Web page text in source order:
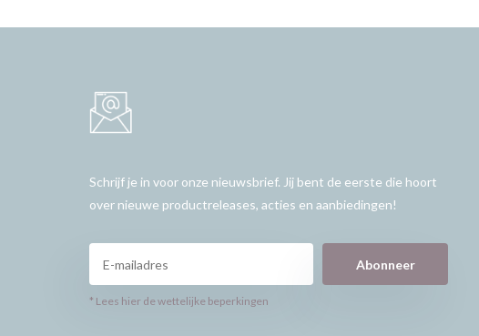
Schrijf je in voor onze nieuwsbrief. Jij bent de eerste die hoort
over nieuwe productreleases, acties en aanbiedingen!
Abonneer
* Lees hier de wettelijke beperkingen